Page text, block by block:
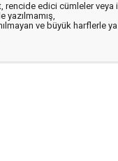
rencide edici cümleler veya
yazılmamış,
ve büyük harflerle